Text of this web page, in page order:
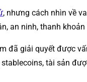
, nhưng cách nhìn về
an ninh, thanh
đã giải quyết được
tài sản